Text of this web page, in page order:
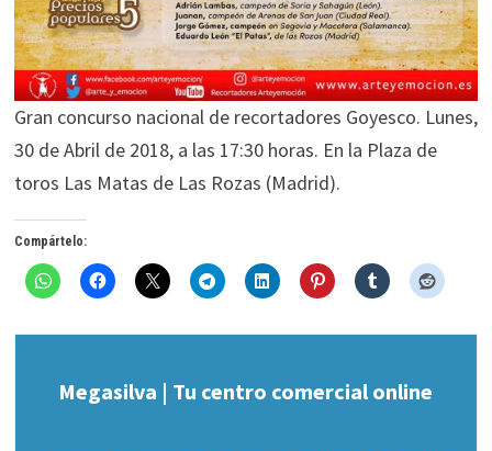
Gran concurso nacional de recortadores Goyesco. Lunes,
30 de Abril de 2018, a las 17:30 horas. En la Plaza de
toros Las Matas de Las Rozas (Madrid).
Compártelo:
Megasilva | Tu centro comercial online